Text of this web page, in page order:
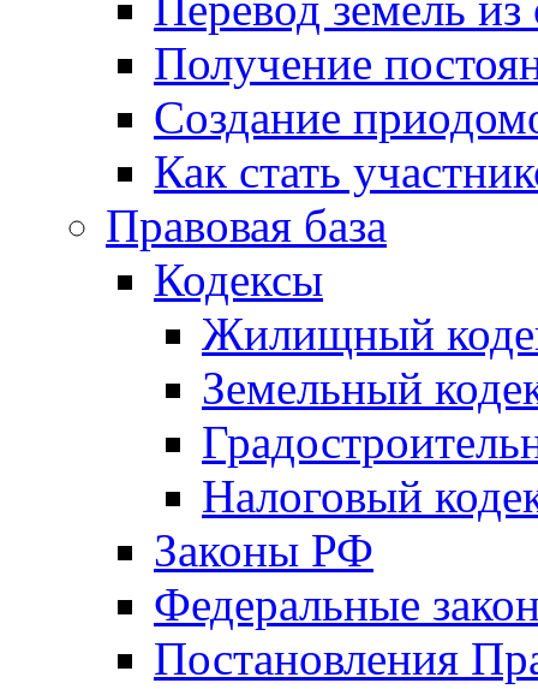
Получение
Создание
Как стать
Правовая база
Кодексы
Жилищный
Земельный
Налоговый
Законы РФ
Федеральные
Постановления